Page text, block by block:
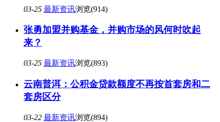
03-25 最新资讯浏览(914)
张勇加盟并购基金，并购市场的风何时吹起
来？
03-25 最新资讯浏览(893)
云南普洱：公积金贷款额度不再按首套房和二
套房区分
03-22 最新资讯浏览(894)